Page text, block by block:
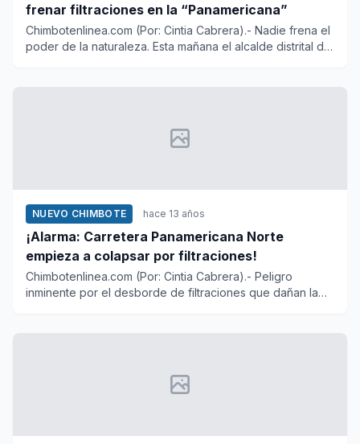
frenar filtraciones en la “Panamericana”
Chimbotenlinea.com (Por: Cintia Cabrera).- Nadie frena el
poder de la naturaleza. Esta mañana el alcalde distrital de
NUEVO CHIMBOTE hace 13 años
¡Alarma: Carretera Panamericana Norte
empieza a colapsar por filtraciones!
Chimbotenlinea.com (Por: Cintia Cabrera).- Peligro
inminente por el desborde de filtraciones que dañan la